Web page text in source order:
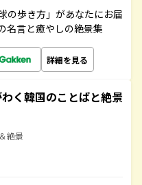
の歩き方」があなたにお届
名言と癒やしの絶景集
詳細を見る
く韓国のことばと絶景
絶景